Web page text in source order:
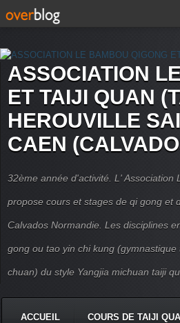
ASSOCIATION
ET TAIJI QUAN
HEROUVILLE
CAEN
32ème année d'activité. L' Association
propose cours et stages de qi gong et
Calvados Normandie. Les disciplines
gong ou tao yin chi kung
chuan) du style Yangjia michuan taiji
ACCUEIL COURS DE TAIJI